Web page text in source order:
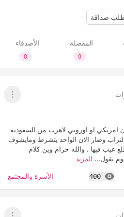
صداقة
المفضلة
0
الأصدقاء
0
عرض
امريكي او اوروبي لاهرب من السعوديه
التراب وصار الان الواحد يتشرط ومايشوف
عيب فيها . والله حرام وين كلام
يقول... المزيد
400
المشاهدات الأسرة والمجتمع